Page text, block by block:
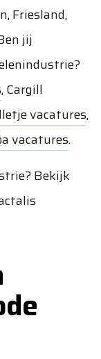
Friesland,
jij
,Cargill
vacatures,
vacatures.
Bekijk